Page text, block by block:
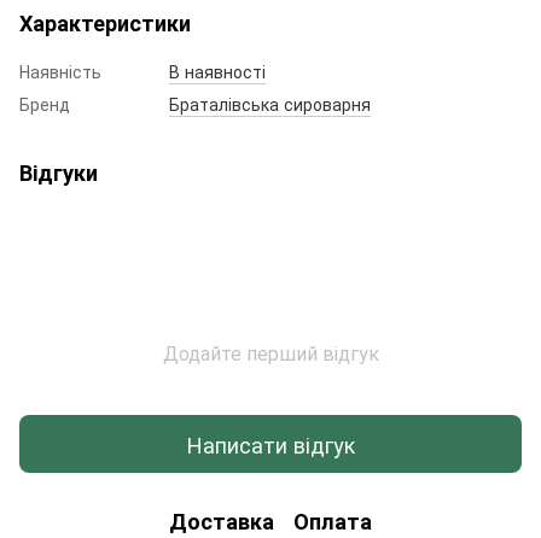
Характеристики
Наявність
В наявності
Бренд
Браталівська сироварня
Відгуки
Додайте перший відгук
Написати відгук
Доставка Оплата